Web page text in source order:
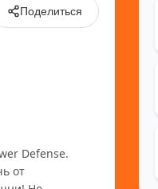
Поделиться
от